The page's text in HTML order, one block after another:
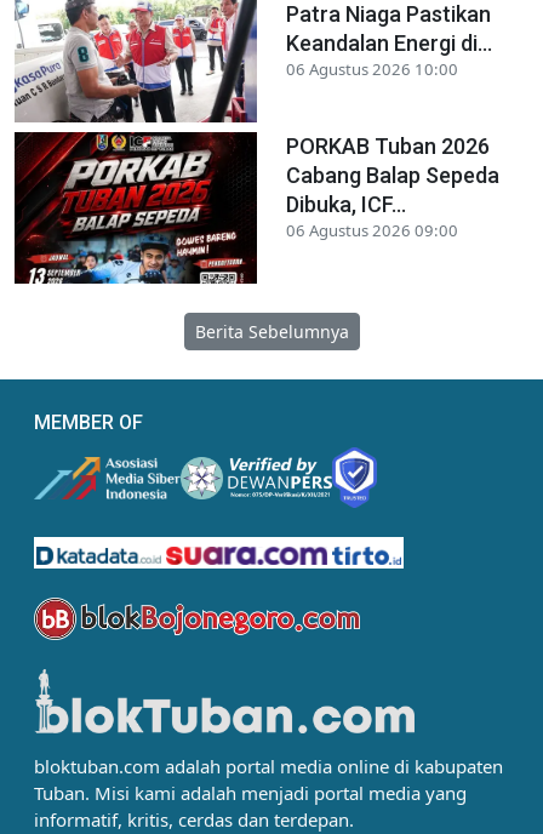
Patra Niaga Pastikan
Keandalan Energi di...
06 Agustus 2026 10:00
PORKAB Tuban 2026
Cabang Balap Sepeda
Dibuka, ICF...
06 Agustus 2026 09:00
Berita Sebelumnya
MEMBER OF
bloktuban.com adalah portal media online di kabupaten
Tuban. Misi kami adalah menjadi portal media yang
informatif, kritis, cerdas dan terdepan.